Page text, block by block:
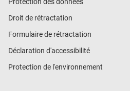
Protection des données
Droit de rétractation
Formulaire de rétractation
Déclaration d'accessibilité
Protection de l'environnement